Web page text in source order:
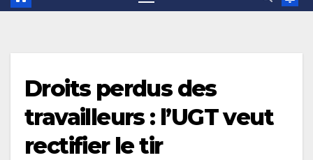
Droits perdus des
travailleurs : l’UGT veut
rectifier le tir